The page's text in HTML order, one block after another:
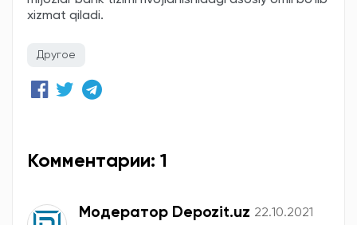
xizmat qiladi.
Другое
Комментарии: 1
Модератор Depozit.uz 22.10.2021